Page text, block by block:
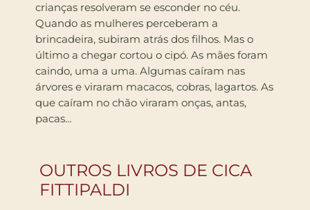
crianças resolveram se esconder no céu.
Quando as mulheres perceberam a
brincadeira, subiram atrás dos filhos. Mas o
último a chegar cortou o cipó. As mães foram
caindo, uma a uma. Algumas caíram nas
árvores e viraram macacos, cobras, lagartos. As
que caíram no chão viraram onças, antas,
pacas…
OUTROS LIVROS DE CICA
FITTIPALDI